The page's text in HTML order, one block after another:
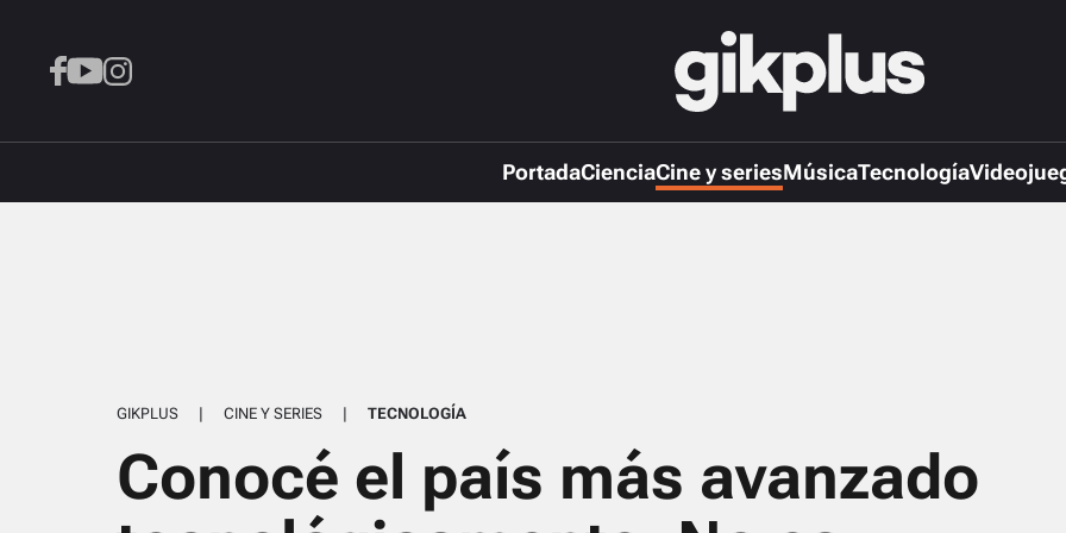
PortadaCienciaCine y seriesMúsicaTecnología
GIKPLUS | CINE Y SERIES | TECNOLOGÍA
Conocé el país más avanzado